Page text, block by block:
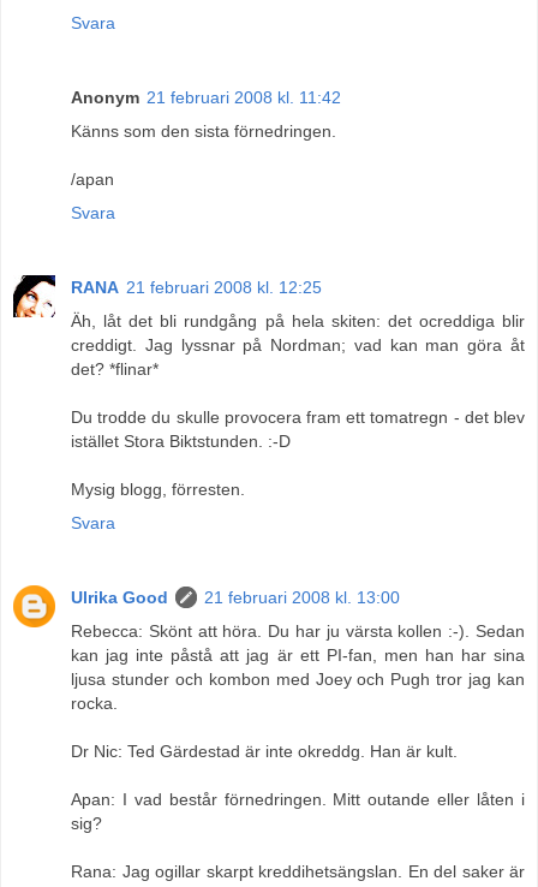
Svara
Anonym 21 februari 2008 kl. 11:42
Känns som den sista förnedringen.
/apan
Svara
RANA 21 februari 2008 kl. 12:25
Äh, låt det bli rundgång på hela skiten: det ocreddiga blir
creddigt. Jag lyssnar på Nordman; vad kan man göra åt
det? *flinar*
Du trodde du skulle provocera fram ett tomatregn - det blev
istället Stora Biktstunden. :-D
Mysig blogg, förresten.
Svara
Ulrika Good
21 februari 2008 kl. 13:00
Rebecca: Skönt att höra. Du har ju värsta kollen :-). Sedan
kan jag inte påstå att jag är ett PI-fan, men han har sina
ljusa stunder och kombon med Joey och Pugh tror jag kan
rocka.
Dr Nic: Ted Gärdestad är inte okreddg. Han är kult.
Apan: I vad består förnedringen. Mitt outande eller låten i
sig?
Rana: Jag ogillar skarpt kreddihetsängslan. En del saker är